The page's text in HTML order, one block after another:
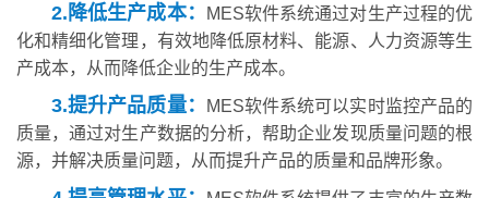
2.降低生产成本：
MES软件系统通过对生产过程的优
化和精细化管理，有效地降低原材料、能源、人力资源等生
产成本，从而降低企业的生产成本。
3.提升产品质量：
MES软件系统可以实时监控产品的
质量，通过对生产数据的分析，帮助企业发现质量问题的根
源，并解决质量问题，从而提升产品的质量和品牌形象。